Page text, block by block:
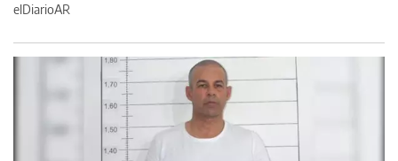
elDiarioAR